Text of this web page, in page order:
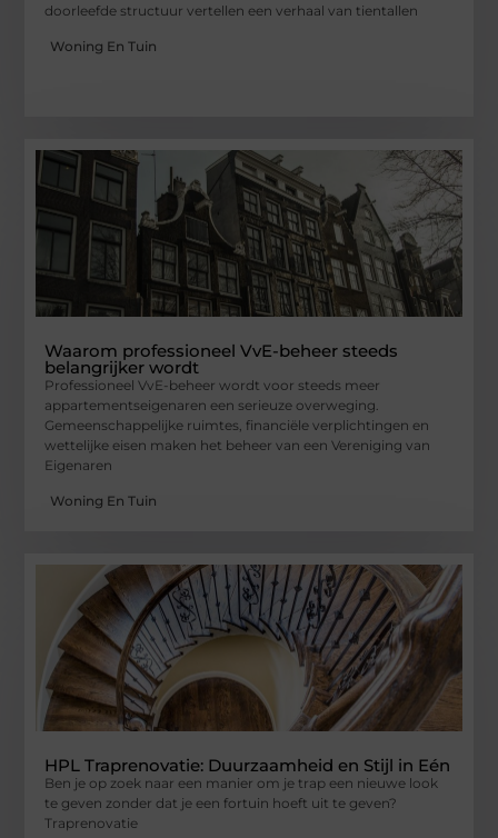
doorleefde structuur vertellen een verhaal van tientallen
Woning En Tuin
Waarom professioneel VvE-beheer steeds
belangrijker wordt
Professioneel VvE-beheer wordt voor steeds meer
appartementseigenaren een serieuze overweging.
Gemeenschappelijke ruimtes, financiële verplichtingen en
wettelijke eisen maken het beheer van een Vereniging van
Eigenaren
Woning En Tuin
HPL Traprenovatie: Duurzaamheid en Stijl in Eén
Ben je op zoek naar een manier om je trap een nieuwe look
te geven zonder dat je een fortuin hoeft uit te geven?
Traprenovatie